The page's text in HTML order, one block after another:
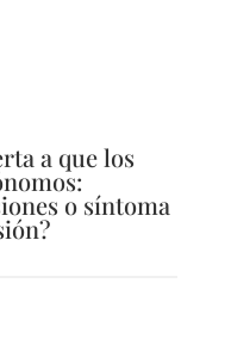
a que los
o síntoma